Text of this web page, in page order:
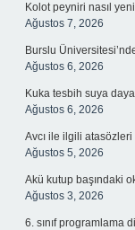
Kolot peyniri nasıl
Ağustos 7, 2026
Burslu
Ağustos 6, 2026
Kuka tesbih suya
Ağustos 6, 2026
Avcı ile ilgili
Ağustos 5, 2026
Akü kutup başındaki
Ağustos 3, 2026
6. sınıf programlama